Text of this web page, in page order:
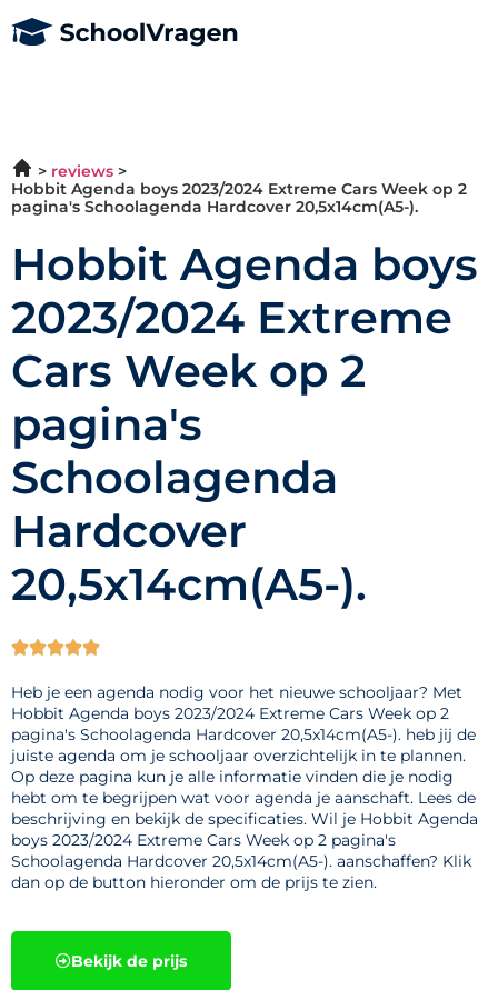
reviews
Hobbit Agenda boys 2023/2024 Extreme Cars Week op 2
pagina's Schoolagenda Hardcover 20,5x14cm(A5-).
Hobbit Agenda boys
2023/2024 Extreme
Cars Week op 2
pagina's
Schoolagenda
Hardcover
20,5x14cm(A5-).

Heb je een agenda nodig voor het nieuwe schooljaar? Met
Hobbit Agenda boys 2023/2024 Extreme Cars Week op 2
pagina's Schoolagenda Hardcover 20,5x14cm(A5-). heb jij de
juiste agenda om je schooljaar overzichtelijk in te plannen.
Op deze pagina kun je alle informatie vinden die je nodig
hebt om te begrijpen wat voor agenda je aanschaft. Lees de
beschrijving en bekijk de specificaties. Wil je Hobbit Agenda
boys 2023/2024 Extreme Cars Week op 2 pagina's
Schoolagenda Hardcover 20,5x14cm(A5-). aanschaffen? Klik
dan op de button hieronder om de prijs te zien.
Bekijk de prijs